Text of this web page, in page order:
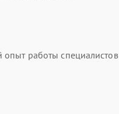
работы специалистов